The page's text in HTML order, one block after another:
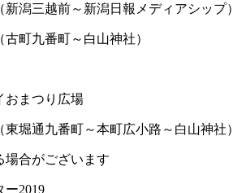
潟三越前～新潟日報メディアシップ）
町九番町～白山神社）
まつり広場
堀通九番町～本町広小路～白山神社）
合がございます